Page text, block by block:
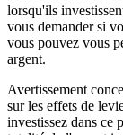
lorsqu'ils
vous demander si
vous pouvez vous
argent.
Avertissement
sur les effets de
investissez dans ce